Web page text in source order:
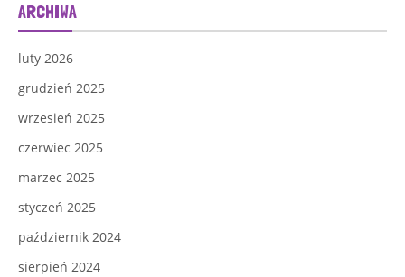
ARCHIWA
luty 2026
grudzień 2025
wrzesień 2025
czerwiec 2025
marzec 2025
styczeń 2025
październik 2024
sierpień 2024